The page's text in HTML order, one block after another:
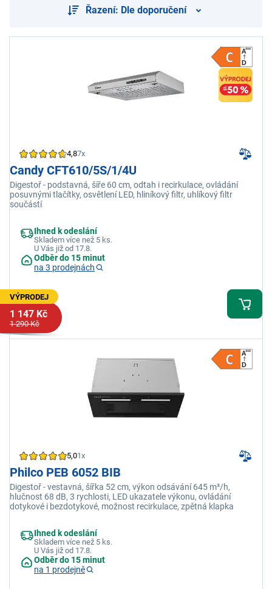
Řazení: Dle doporučení
4,87x
Candy CFT610/5S/1/4U
Digestoř - podstavná, šíře 60 cm, odtah i recirkulace, ovládání
posuvnými tlačítky, osvětlení LED, hliníkový filtr, uhlíkový filtr
součástí
Ihned k odeslání
Skladem více než 5 ks.
U Vás již od 17.8.
Odběr do 15 minut
na 3 prodejnách
VÝPRODEJ
1 147 Kč
1 290 Kč
5,01x
Philco PEB 6052 BIB
Digestoř - vestavná, šířka 52 cm, výkon odsávání 645 m³/h,
hlučnost 68 dB, 3 rychlosti, LED ukazatele výkonu, ovládání
dotykové i bezdotykové, možnost recirkulace, zpětná klapka
Ihned k odeslání
Skladem více než 5 ks.
U Vás již od 17.8.
Odběr do 15 minut
na 1 prodejně